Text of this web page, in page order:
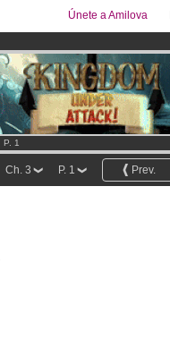
Únete a Amilova
P. 1
Prev.
P. 1
Ch. 3